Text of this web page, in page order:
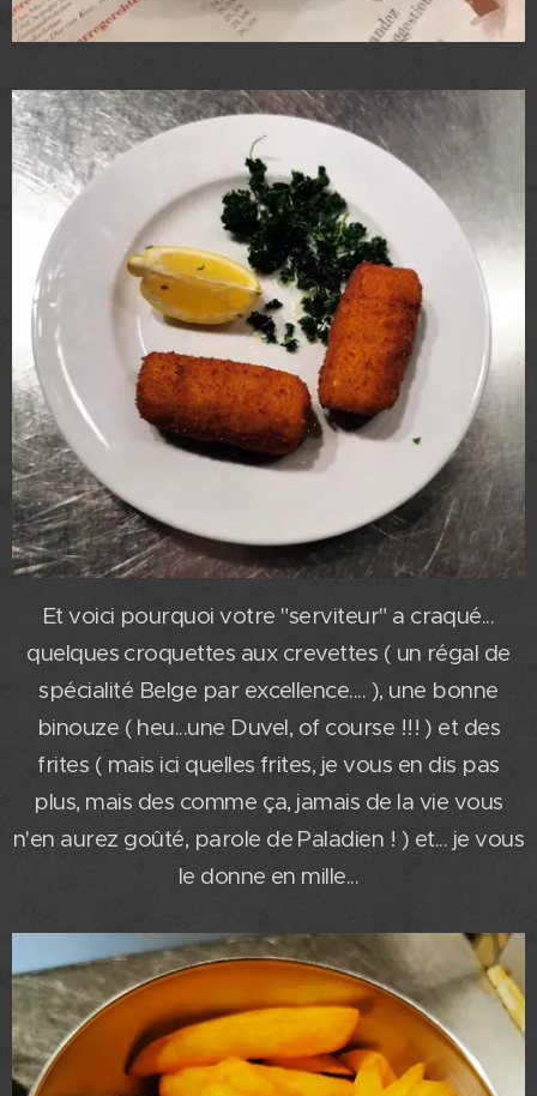
Et voici pourquoi votre "serviteur" a craqué...
quelques croquettes aux crevettes ( un régal de
spécialité Belge par excellence.... ), une bonne
binouze ( heu...une Duvel, of course !!! ) et des
frites ( mais ici quelles frites, je vous en dis pas
plus, mais des comme ça, jamais de la vie vous
n'en aurez goûté, parole de Paladien ! ) et... je vous
le donne en mille...